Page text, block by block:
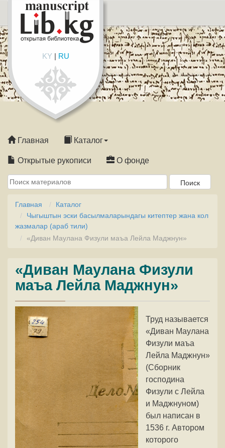
KY| RU
Главная Каталог
Открытые рукописи О фонде
Главная
Каталог
Чыгыштын эски басылмаларындагы китептер жана кол
жазмалар (араб тили)
«Диван Маулана Физули маъа Лейла Маджнун»
«Диван Маулана Физули
маъа Лейла Маджнун»
Труд называется
«Диван Маулана
Физули маъа
Лейла Маджнун»
(Сборник
господина
Физули с Лейла
и Маджнуном)
был написан в
1536 г. Автором
которого